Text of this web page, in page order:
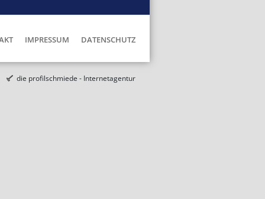
IMPRESSUM DATENSCHUTZ
die profilschmiede - Internetagentur